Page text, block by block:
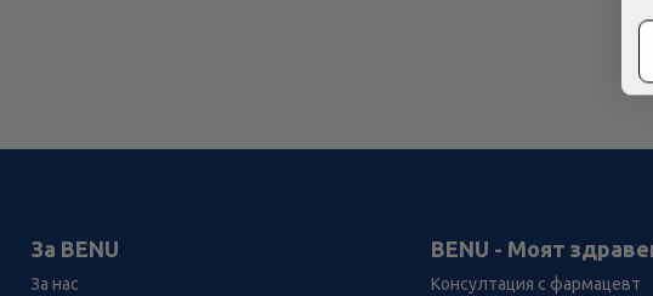
За BENU
За нас
BENU - Моят
Консултация с фармацевт